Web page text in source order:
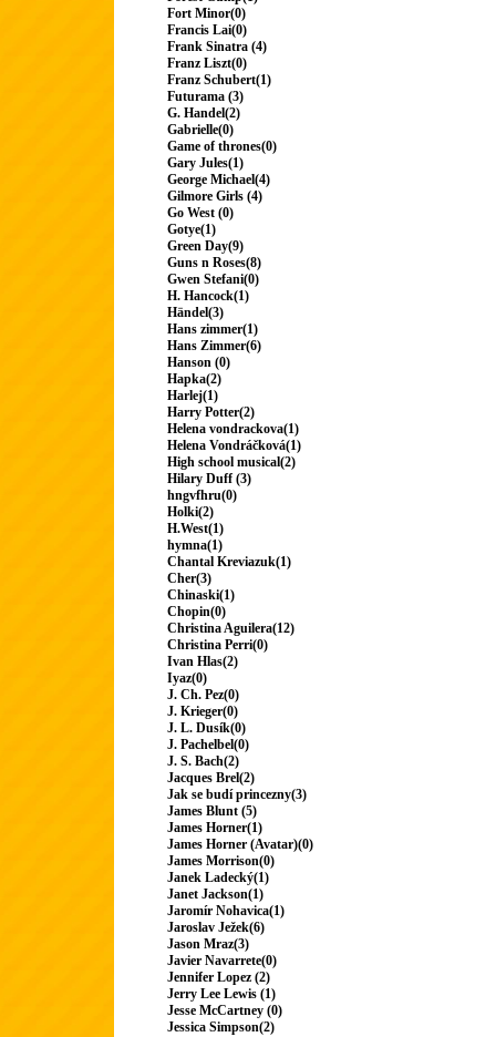
Fort Minor(0)
Francis Lai(0)
Frank Sinatra (4)
Franz Liszt(0)
Franz Schubert(1)
Futurama (3)
G. Handel(2)
Gabrielle(0)
Game of thrones(0)
Gary Jules(1)
George Michael(4)
Gilmore Girls (4)
Go West (0)
Gotye(1)
Green Day(9)
Guns n Roses(8)
Gwen Stefani(0)
H. Hancock(1)
Händel(3)
Hans zimmer(1)
Hans Zimmer(6)
Hanson (0)
Hapka(2)
Harlej(1)
Harry Potter(2)
Helena vondrackova(1)
Helena Vondráčková(1)
High school musical(2)
Hilary Duff (3)
hngvfhru(0)
Holki(2)
H.West(1)
hymna(1)
Chantal Kreviazuk(1)
Cher(3)
Chinaski(1)
Chopin(0)
Christina Aguilera(12)
Christina Perri(0)
Ivan Hlas(2)
Iyaz(0)
J. Ch. Pez(0)
J. Krieger(0)
J. L. Dusík(0)
J. Pachelbel(0)
J. S. Bach(2)
Jacques Brel(2)
Jak se budí princezny(3)
James Blunt (5)
James Horner(1)
James Horner (Avatar)(0)
James Morrison(0)
Janek Ladecký(1)
Janet Jackson(1)
Jaromír Nohavica(1)
Jaroslav Ježek(6)
Jason Mraz(3)
Javier Navarrete(0)
Jennifer Lopez (2)
Jerry Lee Lewis (1)
Jesse McCartney (0)
Jessica Simpson(2)